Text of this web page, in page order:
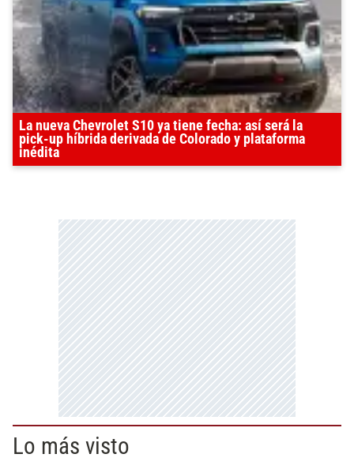
La nueva Chevrolet S10 ya tiene fecha: así será la
pick-up híbrida derivada de Colorado y plataforma
inédita
Lo más visto